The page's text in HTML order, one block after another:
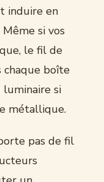
induire en
si vos
le fil de
boîte
si
métallique.
pas de fil